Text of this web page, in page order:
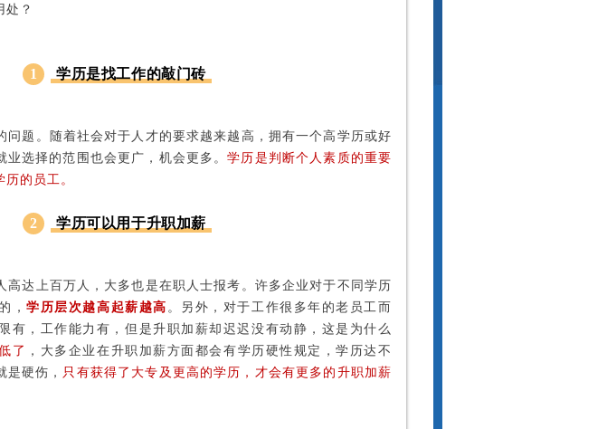
？
1 学历是找工作的敲门砖
问题。随着社会对于人才的要求越来越高，拥有一个高学历或好
业选择的范围也会更广，机会更多。学历是判断个人素质的重要
的员工。
2 学历可以用于升职加薪
高达上百万人，大多也是在职人士报考。许多企业对于不同学历
，学历层次越高起薪越高 。另外，对于工作很多年的老员工而
有，工作能力有，但是升职加薪却迟迟没有动静，这是为什么
了 ， 大多企业在升职加薪方面都会有学历硬性规定 ，学历达不
硬伤， 只有获得了大专及更高的学历，才会有更多的升职加薪